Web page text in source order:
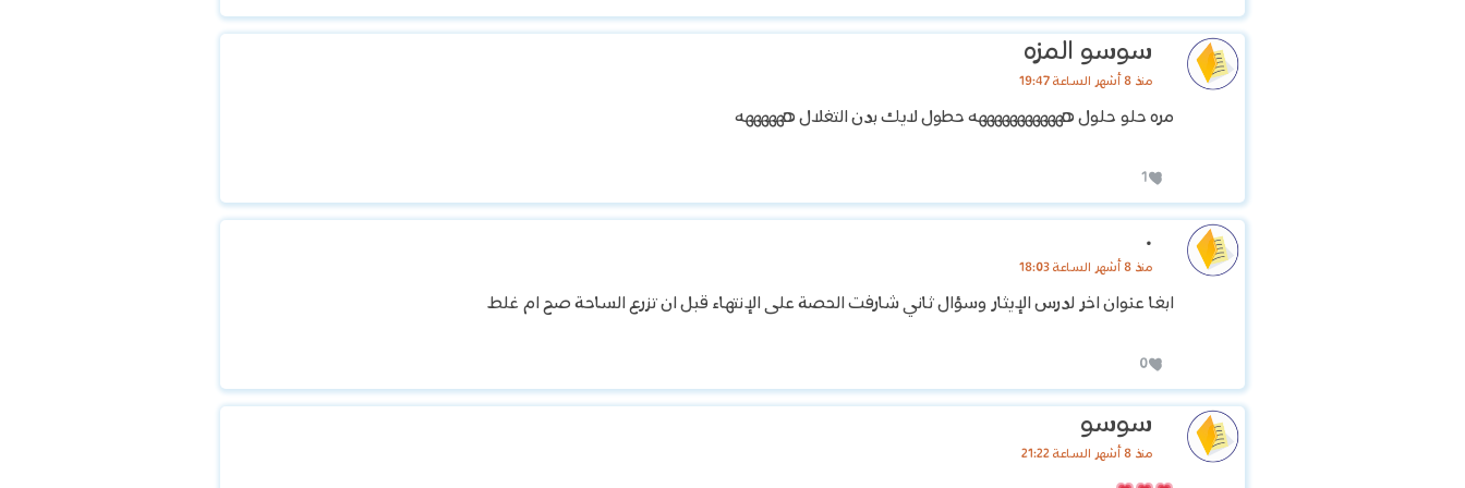
سوسو المزه
منذ 8 أشهر الساعة 19:47
مره حلو حلول ههههههههههههه حطول لايك بدن التغلال ههههههه
1
.
منذ 8 أشهر الساعة 18:03
ابغا عنوان اخر لدرس الإيثار وسؤال ثاني شارفت الحصة على الإنتهاء قبل ان تزرع الساحة صح ام غلط
0
سوسو
منذ 8 أشهر الساعة 21:22